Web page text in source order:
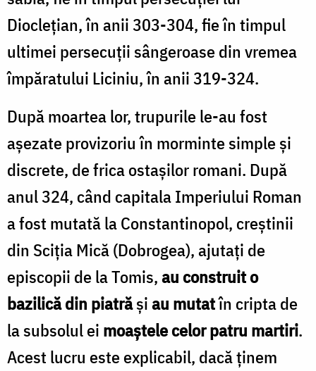
Diocleţian, în anii 303-304, fie în timpul
ultimei persecuţii sângeroase din vremea
împăratului Liciniu, în anii 319-324.
După moartea lor, trupurile le-au fost
aşezate provizoriu în morminte simple şi
discrete, de frica ostaşilor romani. După
anul 324, când capitala Imperiului Roman
a fost mutată la Constantinopol, creştinii
din Sciţia Mică (Dobrogea), ajutaţi de
episcopii de la Tomis,au construit o
bazilică din piatrășiau mutatîn cripta de
la subsolul ei moaștele celor patru martiri.
Acest lucru este explicabil, dacă ținem